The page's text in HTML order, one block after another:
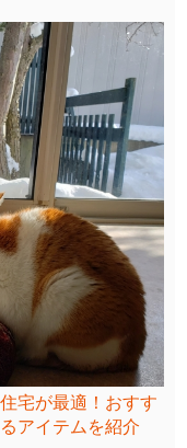
宅が最適！おすす
アイテムを紹介